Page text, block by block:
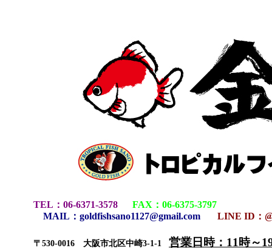
TEL ： 06-6371-3578 FAX ： 06-6375-3797
MAIL ： goldfishsano1127@gmail.com LINE ID：
〒530-0016 大阪市北区中崎3-1-1 営業日時：11時～